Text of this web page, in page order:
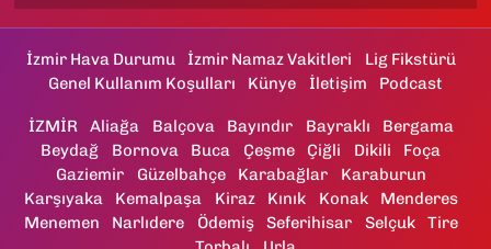
İzmir Hava Durumu İzmir Namaz Vakitleri
Lig Fikstürü
Genel Kullanım Koşulları
Künye İletişim Podcast
İZMİR Aliağa Balçova Bayındır Bayraklı
Bergama
Beydağ
Bornova Buca Çeşme Çiğli Dikili
Foça
Gaziemir
Güzelbahçe Karabağlar
Karaburun
Karşıyaka
Kemalpaşa Kiraz Kınık Konak
Menderes
Menemen
Narlıdere Ödemiş Seferihisar Selçuk
Tire